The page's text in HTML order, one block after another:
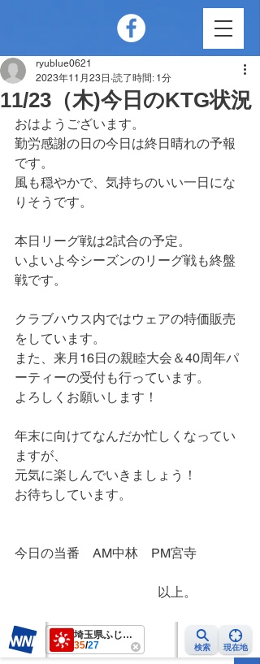
11/23（木)今日のKTG状況
ryublue0621
2023年11月23日 読了時間: 1分
おはようございます。
勤労感謝の日の今日は終日晴れの予報
です。
風も穏やかで、気持ちのいい一日にな
りそうです。
本日リーグ戦は2試合の予定。
いよいよ今シーズンのリーグ戦も終盤
戦です。
クラブハウス内ではウェアの特価販売
をしています。
また、来月16日の親睦大会＆40周年パ
ーティーの受付も行っています。
よろしくお願いします！
年末に向けてなんだか忙しくなってい
ますが、
元気に楽しんでいきましょう！
お待ちしています。
今日の当番　AM中林　PM宮寺
以上。